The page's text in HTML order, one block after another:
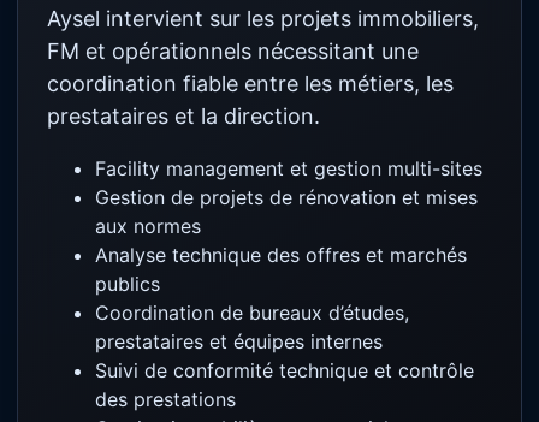
Aysel intervient sur les projets immobiliers,
FM et opérationnels nécessitant une
coordination fiable entre les métiers, les
prestataires et la direction.
Facility management et gestion multi-sites
Gestion de projets de rénovation et mises
aux normes
Analyse technique des offres et marchés
publics
Coordination de bureaux d’études,
prestataires et équipes internes
Suivi de conformité technique et contrôle
des prestations